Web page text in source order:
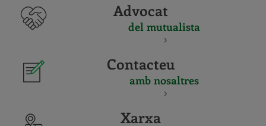
Advocat
del mutualista
Contacteu
amb nosaltres
Xarxa